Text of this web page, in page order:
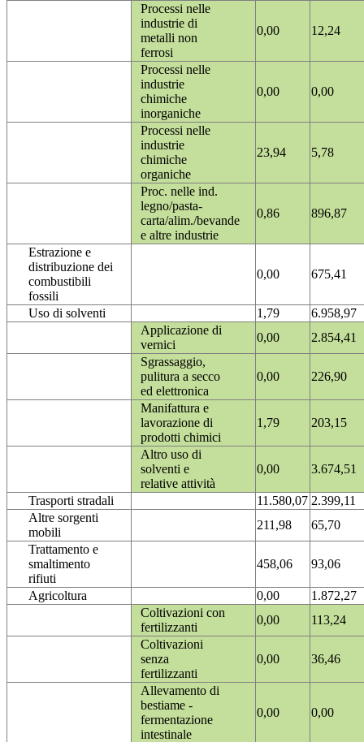
Processi nelle
industrie di
metalli non
ferrosi
0,00 12,24
Processi nelle
industrie
chimiche
inorganiche
0,00 0,00
Processi nelle
industrie
chimiche
organiche
23,94 5,78
Proc. nelle ind.
legno/pasta-
carta/alim./bevande
e altre industrie
0,86 896,87
Estrazione e
distribuzione dei
combustibili
fossili
0,00 675,41
Uso di solventi 1,79
6.958,97
Applicazione di
vernici
0,00
2.854,41
Sgrassaggio,
pulitura a secco
ed elettronica
0,00 226,90
Manifattura e
lavorazione di
prodotti chimici
1,79 203,15
Altro uso di
solventi e
relative attività
0,00 3.674,51
Trasporti stradali 11.580,07 2.399,11
Altre sorgenti
mobili
211,98
65,70
Trattamento e
smaltimento
rifiuti
458,06 93,06
Agricoltura 0,00
1.872,27
Coltivazioni con
fertilizzanti
0,00
113,24
Coltivazioni
senza
fertilizzanti
0,00 36,46
Allevamento di
bestiame -
fermentazione
intestinale
0,00 0,00